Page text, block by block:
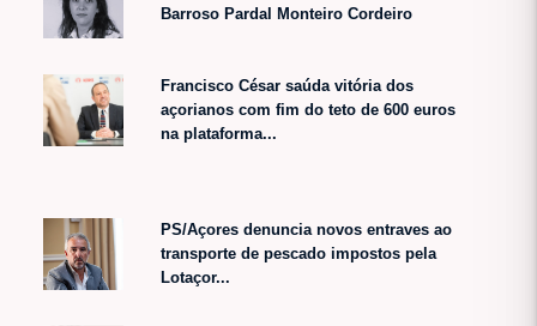
Barroso Pardal Monteiro Cordeiro
Francisco César saúda vitória dos
açorianos com fim do teto de 600 euros
na plataforma...
PS/Açores denuncia novos entraves ao
transporte de pescado impostos pela
Lotaçor...